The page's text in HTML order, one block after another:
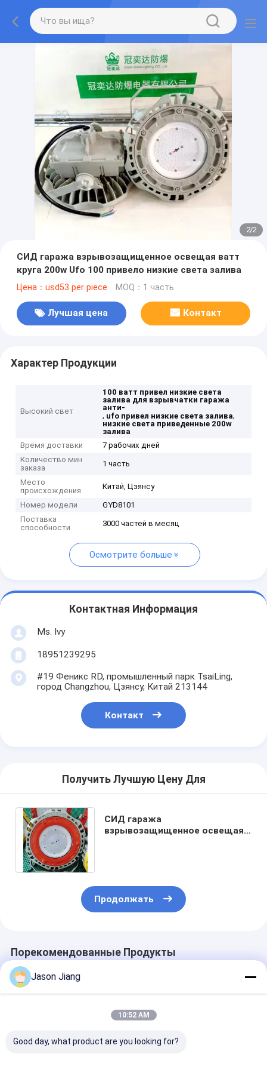
2/2
СИД гаража взрывозащищенное освещая ватт
круга 200w Ufo 100 привело низкие света залива
Цена：usd53 per piece MOQ：1 часть
Лучшая цена Контакт
Характер Продукции
Высокий свет
100 ватт привел низкие света
залива для взрывчатки гаража
анти-
, ufo привел низкие света залива,
низкие света приведенные 200w
залива
Время доставки
7 рабочих дней
Количество мин
заказа
1 часть
Место
происхождения
Китай, Цзянсу
Номер модели
GYD8101
Поставка
способности
3000 частей в месяц
Осмотрите больше
Контактная Информация
Ms. Ivy
18951239295
#19 Феникс RD, промышленный парк TsaiLing,
город Changzhou, Цзянсу, Китай 213144
Контакт
Получить Лучшую Цену Для
СИД гаража
взрывозащищенное освещая
Продолжать
Порекомендованные Продукты
Jason Jiang
10:52 AM
Good day, what product are you looking for?